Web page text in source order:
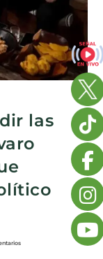
las